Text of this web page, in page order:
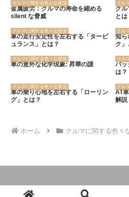
クルマに関する色々な状況
金属疲労：クルマの寿命を縮める
silent な脅威
クル
クル
とは
クルマに関する色々な状況
車の走行安定性を左右する「タービ
ュランス」とは？
クル
知ら
ク」
クルマに関する色々な状況
車の意外な化学現象: 昇華の謎
クル
バッ
は？
クルマに関する色々な状況
車の乗り心地を左右する「ローリン
グ」とは？
クル
AT
解説
ホーム クルマに関する色々